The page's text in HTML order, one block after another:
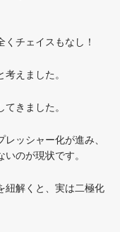
チェイスもなし！
えました。
きました。
ッシャー化が進み、
のが現状です。
紐解くと、実は二極化